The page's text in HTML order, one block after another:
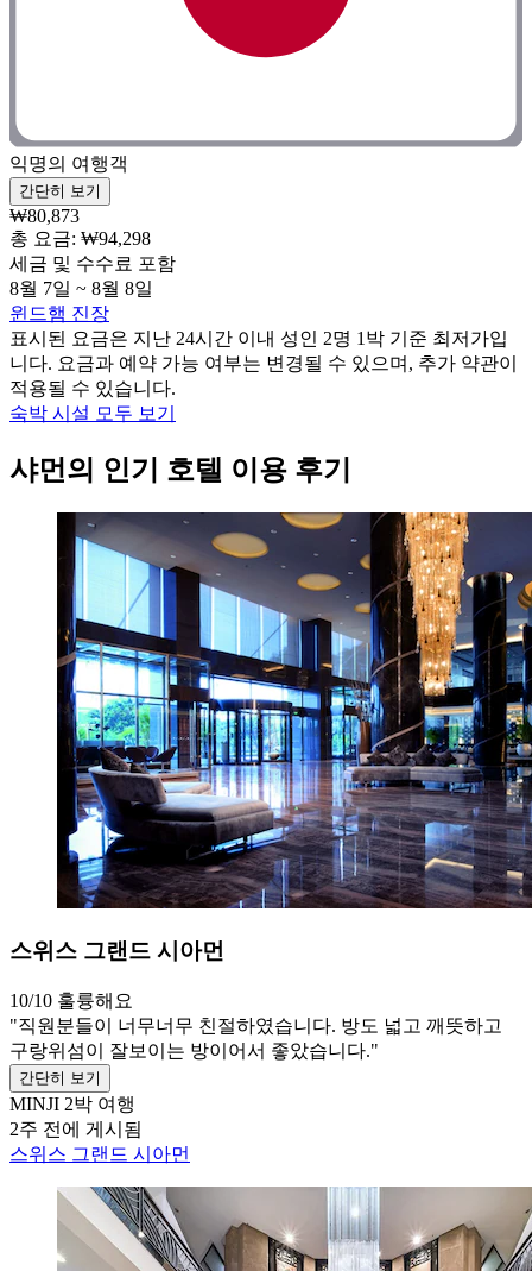
익명의 여행객
간단히 보기
₩80,873
총 요금: ₩94,298
세금 및 수수료 포함
8월 7일 ~ 8월 8일
윈드햄 진장
표시된 요금은 지난 24시간 이내 성인 2명 1박 기준 최저가입
니다. 요금과 예약 가능 여부는 변경될 수 있으며, 추가 약관이
적용될 수 있습니다.
숙박 시설 모두 보기
샤먼의 인기 호텔 이용 후기
스위스 그랜드 시아먼
10/10 훌륭해요
"직원분들이 너무너무 친절하였습니다. 방도 넓고 깨뜻하고
구랑위섬이 잘보이는 방이어서 좋았습니다."
간단히 보기
MINJI 2박 여행
2주 전에 게시됨
스위스 그랜드 시아먼